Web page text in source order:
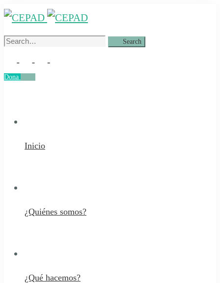
Search
Search
Dona
Inicio
¿Quiénes somos?
¿Qué hacemos?